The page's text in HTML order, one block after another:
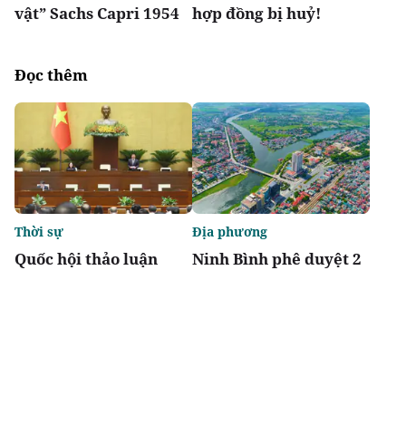
vật” Sachs Capri 1954
hợp đồng bị huỷ!
Đọc thêm
Quốc hội thảo luận
Thời sự
Ninh Bình phê duyệt 2
Địa phương